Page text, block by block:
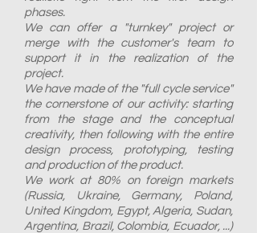
phases.
We can offer a "turnkey" project or
merge with the customer's team to
support it in the realization of the
project.
We have made of the "full cycle service"
the cornerstone of our activity: starting
from the stage and the conceptual
creativity, then following with the entire
design process, prototyping, testing
and production of the product.
We work at 80% on foreign markets
(Russia, Ukraine, Germany, Poland,
United Kingdom, Egypt, Algeria, Sudan,
Argentina, Brazil, Colombia, Ecuador, ...)